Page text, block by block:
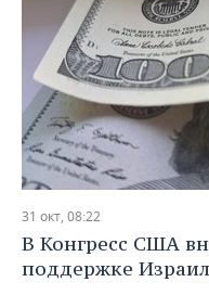
31 окт, 08:22
В Конгресс США
поддержке